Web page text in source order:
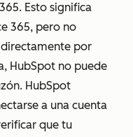
Esto significa
365, pero no
por
HubSpot no puede
HubSpot
a una cuenta
que tu